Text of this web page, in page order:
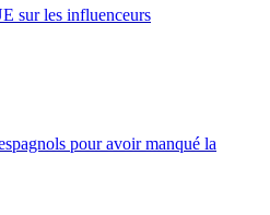
sur les influenceurs
pour avoir manqué la